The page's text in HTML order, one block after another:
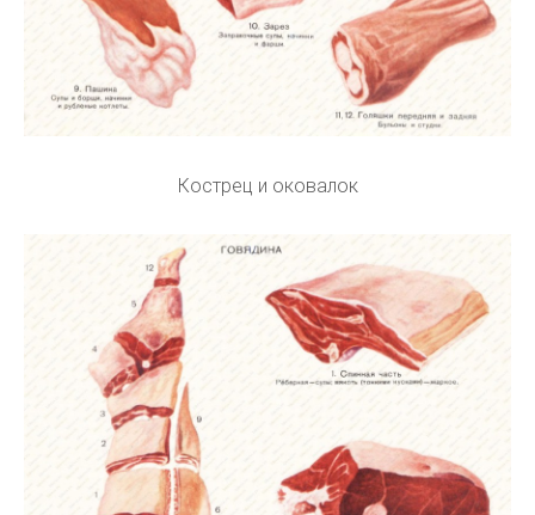
Кострец и оковалок